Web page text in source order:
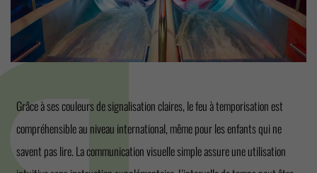
Grâce à ses couleurs de signalisation claires, le feu à temporisation est
compréhensible au niveau international, même pour les enfants qui ne
savent pas lire. La communication visuelle simple assure une utilisation